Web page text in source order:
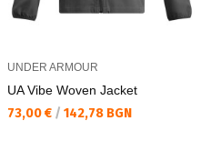
UNDER ARMOUR
UA Vibe Woven Jacket
Текуща цена:
73,00 € / 142,78 BGN